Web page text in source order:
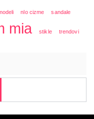
nlo cizme sandale
mia stikle trendovi